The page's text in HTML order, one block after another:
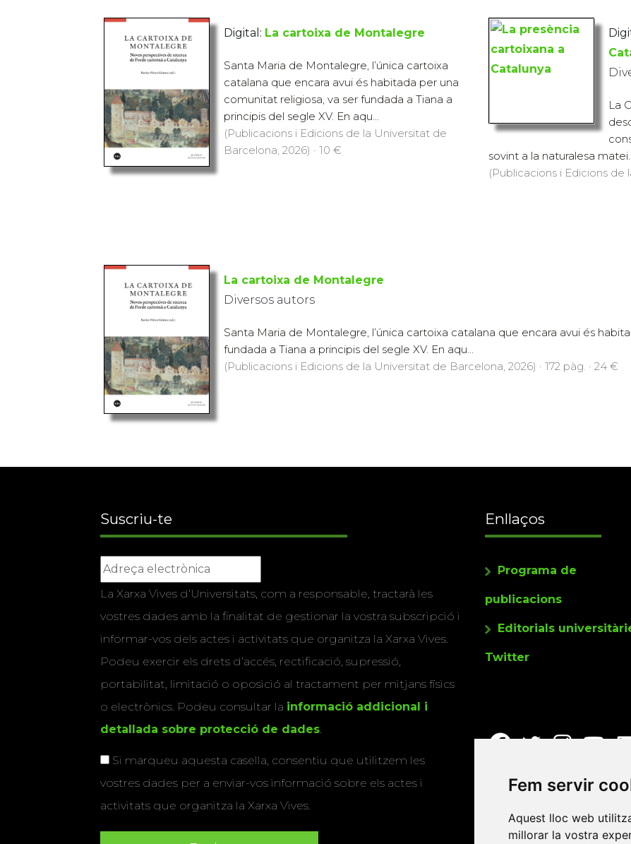
Fem servir
Aquest lloc web
millorar la vostra
Digital: La cartoixa de Montalegre
Santa Maria de Montalegre, l’única cartoixa
catalana que encara avui és habitada per una
comunitat religiosa, va ser fundada a Tiana a
principis del segle XV. En aqu...
(Publicacions i Edicions de la Universitat de
Barcelona, 2026) · 10 €
La
sovint a la naturalesa
(Publicacions i Edicions de
La cartoixa de Montalegre
Diversos autors
Santa Maria de Montalegre, l’única cartoixa catalana que encara avui és
fundada a Tiana a principis del segle XV. En aqu...
(Publicacions i Edicions de la Universitat de Barcelona, 2026) · 172 pàg. · 24 €
Suscriu-te
La Xarxa Vives d’Universitats, com a responsable, tractarà les
vostres dades amb la finalitat de gestionar la vostra subscripció i
informar-vos dels actes i activitats que organitza la Xarxa Vives.
Podeu exercir els drets d’accés, rectificació, supressió,
portabilitat, limitació o oposició al tractament per mitjans físics
o electrònics. Podeu consultar la informació addicional i
detallada sobre protecció de dades.
Si marqueu aquesta casella, consentiu que utilitzem les
vostres dades per a enviar-vos informació sobre els actes i
activitats que organitza la Xarxa Vives.
Enllaços
Programa de
publicacions
Editorials
Twitter